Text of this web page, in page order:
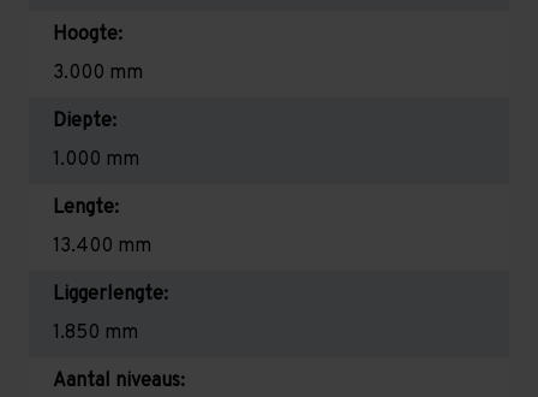
Hoogte:
3.000 mm
Diepte:
1.000 mm
Lengte:
13.400 mm
Liggerlengte:
1.850 mm
Aantal niveaus: